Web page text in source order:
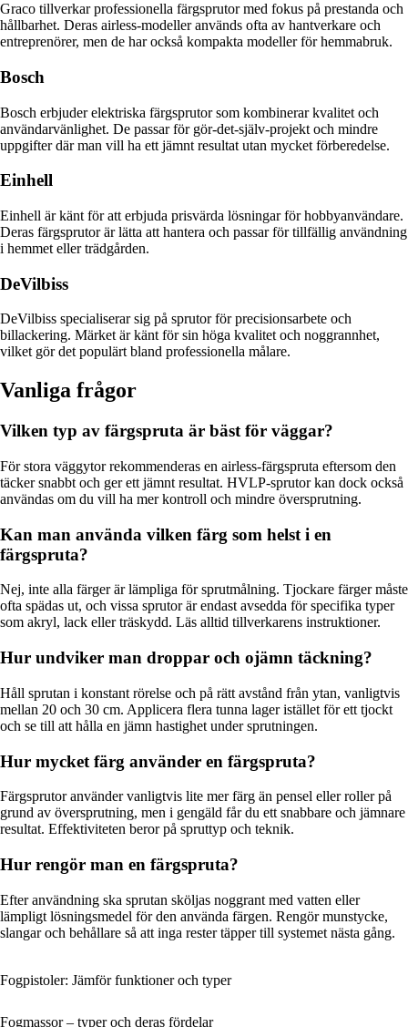
Graco tillverkar professionella färgsprutor med fokus på prestanda och
hållbarhet. Deras airless-modeller används ofta av hantverkare och
entreprenörer, men de har också kompakta modeller för hemmabruk.
Bosch
Bosch erbjuder elektriska färgsprutor som kombinerar kvalitet och
användarvänlighet. De passar för gör-det-själv-projekt och mindre
uppgifter där man vill ha ett jämnt resultat utan mycket förberedelse.
Einhell
Einhell är känt för att erbjuda prisvärda lösningar för hobbyanvändare.
Deras färgsprutor är lätta att hantera och passar för tillfällig användning
i hemmet eller trädgården.
DeVilbiss
DeVilbiss specialiserar sig på sprutor för precisionsarbete och
billackering. Märket är känt för sin höga kvalitet och noggrannhet,
vilket gör det populärt bland professionella målare.
Vanliga frågor
Vilken typ av färgspruta är bäst för väggar?
För stora väggytor rekommenderas en airless-färgspruta eftersom den
täcker snabbt och ger ett jämnt resultat. HVLP-sprutor kan dock också
användas om du vill ha mer kontroll och mindre översprutning.
Kan man använda vilken färg som helst i en
färgspruta?
Nej, inte alla färger är lämpliga för sprutmålning. Tjockare färger måste
ofta spädas ut, och vissa sprutor är endast avsedda för specifika typer
som akryl, lack eller träskydd. Läs alltid tillverkarens instruktioner.
Hur undviker man droppar och ojämn täckning?
Håll sprutan i konstant rörelse och på rätt avstånd från ytan, vanligtvis
mellan 20 och 30 cm. Applicera flera tunna lager istället för ett tjockt
och se till att hålla en jämn hastighet under sprutningen.
Hur mycket färg använder en färgspruta?
Färgsprutor använder vanligtvis lite mer färg än pensel eller roller på
grund av översprutning, men i gengäld får du ett snabbare och jämnare
resultat. Effektiviteten beror på spruttyp och teknik.
Hur rengör man en färgspruta?
Efter användning ska sprutan sköljas noggrant med vatten eller
lämpligt lösningsmedel för den använda färgen. Rengör munstycke,
slangar och behållare så att inga rester täpper till systemet nästa gång.
Fogpistoler: Jämför funktioner och typer
Fogmassor – typer och deras fördelar